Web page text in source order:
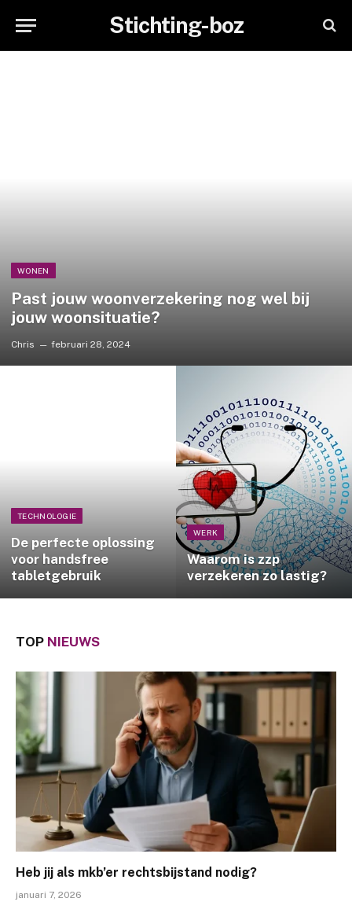
Stichting-boz
WONEN
Past jouw woonverzekering nog wel bij
jouw woonsituatie?
Chris februari 28, 2024
TECHNOLOGIE
De perfecte oplossing
voor handsfree
tabletgebruik
WERK
Waarom is zzp
verzekeren zo lastig?
TOP NIEUWS
Heb jij als mkb’er rechtsbijstand nodig?
januari 7, 2026